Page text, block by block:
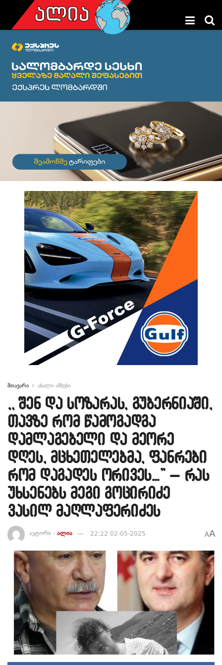
მთავარი ახალი ამბები
,, შენ და სოზარას, გუბერნიაში,
თავზე რომ წამოგადგა
დამლაგებელი და მეორე
დღეს, მცხეთელებმა, ფანრები
რომ დაგადეს ორივეს…” – რას
უხსენებს მეგი გოცირიძე
ვასილ მაღლაფერიძეს
ავტორი - ალია 22:22 02-05-2025 AA